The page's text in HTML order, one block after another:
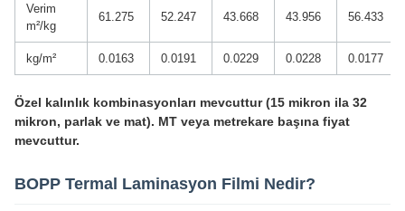
Verim
m²/kg
61.275 52.247 43.668 43.956 56.433
kg/m² 0.0163 0.0191 0.0229 0.0228 0.0177
Özel kalınlık kombinasyonları mevcuttur (15 mikron ila 32
mikron, parlak ve mat). MT veya metrekare başına fiyat
mevcuttur.
BOPP Termal Laminasyon Filmi Nedir?